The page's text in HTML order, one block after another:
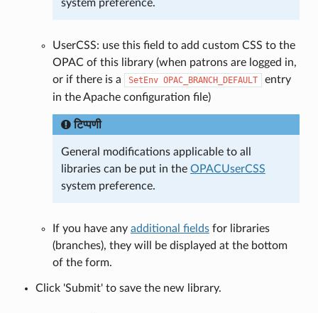
system preference.
UserCSS: use this field to add custom CSS to the
OPAC of this library (when patrons are logged in,
or if there is a
SetEnv OPAC_BRANCH_DEFAULT
entry
in the Apache configuration file)
टिप्पणी
General modifications applicable to all
libraries can be put in the OPACUserCSS
system preference.
If you have any additional fieldsfor libraries
(branches), they will be displayed at the bottom
of the form.
Click 'Submit' to save the new library.